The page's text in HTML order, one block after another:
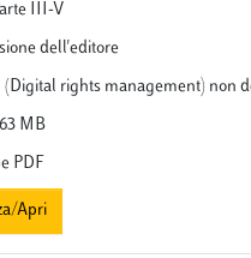
III-V
dell'editore
(Digital rights management) non
MB
PDF
Apri